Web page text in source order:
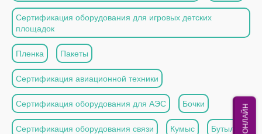
Сертификация оборудования для игровых детских
площадок
Пленка Пакеты
Сертификация авиационной техники
Сертификация оборудования для АЭС Бочки
Сертификация оборудования связи Кумыс Бутылки